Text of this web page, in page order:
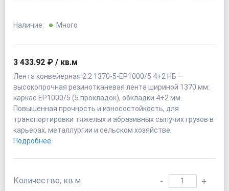
Наличие: Много
3 433.92 ₽ / кв.м
Лента конвейерная 2.2 1370-5-EP1000/5 4+2 НБ —
высокопрочная резинотканевая лента шириной 1370 мм:
каркас EP1000/5 (5 прокладок), обкладки 4+2 мм.
Повышенная прочность и износостойкость, для
транспортировки тяжелых и абразивных сыпучих грузов в
карьерах, металлургии и сельском хозяйстве.
Подробнее
Количество, кв.м: - +